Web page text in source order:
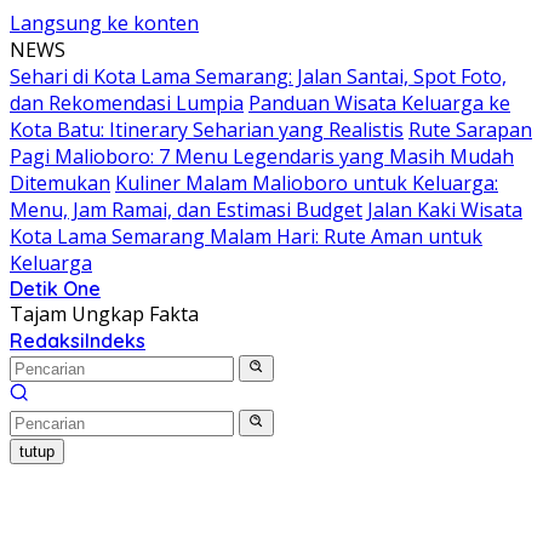
Langsung ke konten
NEWS
Sehari di Kota Lama Semarang: Jalan Santai, Spot Foto,
dan Rekomendasi Lumpia Panduan Wisata Keluarga ke
Kota Batu: Itinerary Seharian yang Realistis Rute Sarapan
Pagi Malioboro: 7 Menu Legendaris yang Masih Mudah
Ditemukan Kuliner Malam Malioboro untuk Keluarga:
Menu, Jam Ramai, dan Estimasi Budget Jalan Kaki Wisata
Kota Lama Semarang Malam Hari: Rute Aman untuk
Keluarga
Detik One
Tajam Ungkap Fakta
RedaksiIndeks
tutup